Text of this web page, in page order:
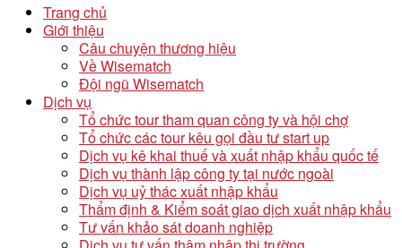
Trang chủ
Giới thiệu
Câu chuyện thương hiệu
Về Wisematch
Đội ngũ Wisematch
Dịch vụ
Tổ chức tour tham quan công ty và hội chợ
Tổ chức các tour kêu gọi đầu tư start up
Dịch vụ kê khai thuế và xuất nhập khẩu quốc tế
Dịch vụ thành lập công ty tại nước ngoài
Dịch vụ uỷ thác xuất nhập khẩu
Thẩm định & Kiểm soát giao dịch xuất nhập khẩu
Tư vấn khảo sát doanh nghiệp